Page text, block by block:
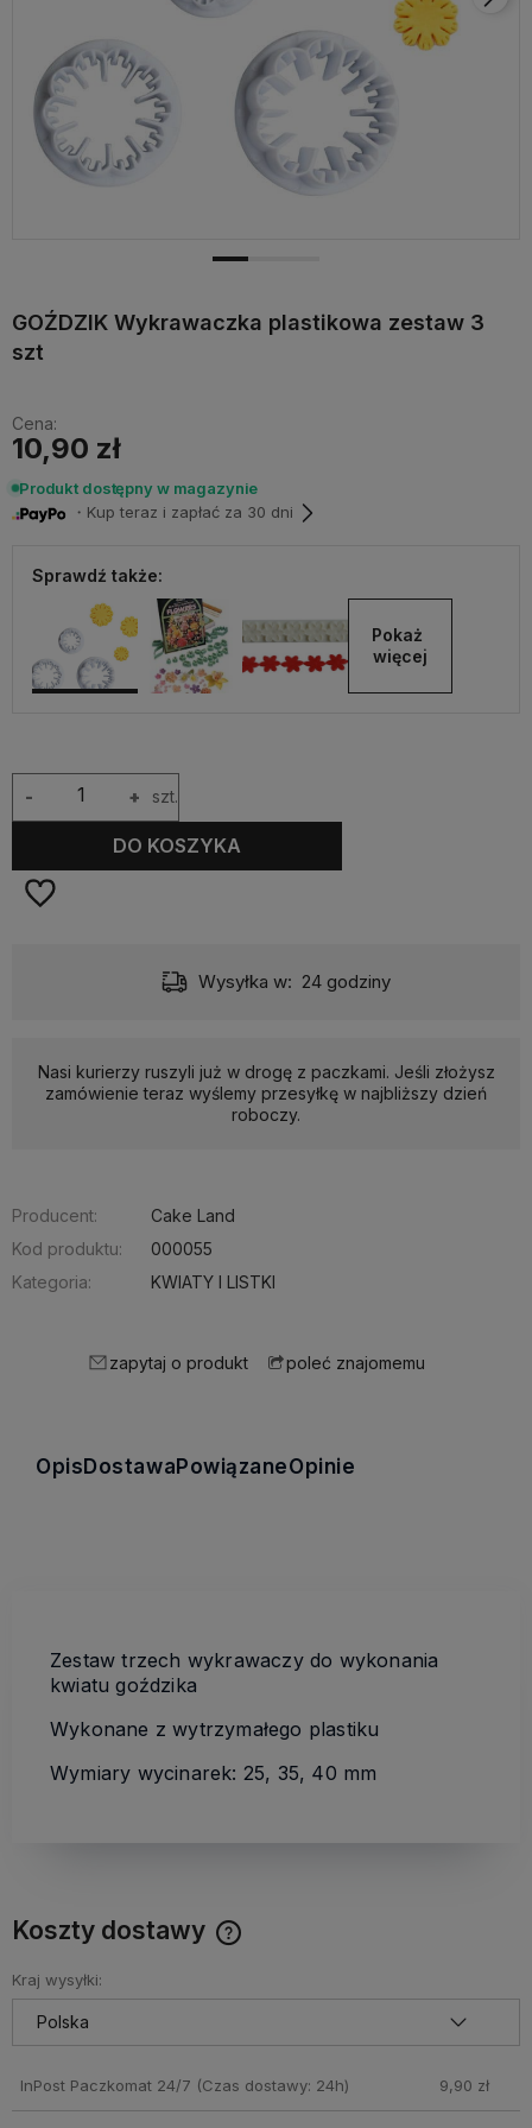
GOŹDZIK Wykrawaczka plastikowa zestaw 3
szt
Cena:
10,90 zł
Produkt dostępny w magazynie
・Kup teraz i zapłać za 30 dni
Sprawdź także:
Pokaż
więcej
+
- szt.
DO KOSZYKA
Wysyłka w: 24 godziny
Nasi kurierzy ruszyli już w drogę z paczkami. Jeśli złożysz
zamówienie teraz wyślemy przesyłkę w najbliższy dzień
roboczy.
Producent:
Cake Land
Kod produktu:
000055
Kategoria:
KWIATY I LISTKI
zapytaj o produkt poleć znajomemu
OpisDostawaPowiązaneOpinie
Zestaw trzech wykrawaczy do wykonania
kwiatu goździka
Wykonane z wytrzymałego plastiku
Wymiary wycinarek: 25, 35, 40 mm
Koszty dostawy
Kraj wysyłki:
InPost Paczkomat 24/7 (Czas dostawy: 24h) 9,90 zł